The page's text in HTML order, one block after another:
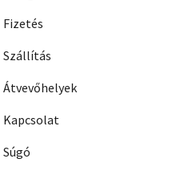
Fizetés
Szállítás
Átvevőhelyek
Kapcsolat
Súgó